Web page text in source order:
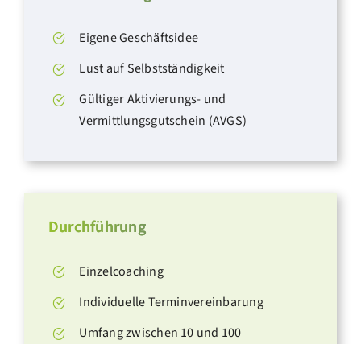
Eigene Geschäftsidee
Lust auf Selbstständigkeit
Gültiger Aktivierungs- und
Vermittlungsgutschein (AVGS)
Durchführung
Einzelcoaching
Individuelle Terminvereinbarung
Umfang zwischen 10 und 100